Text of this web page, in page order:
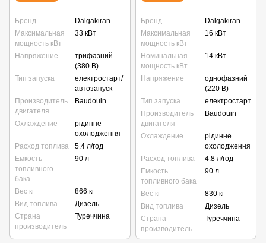
Бренд
Dalgakiran
Максимальная
мощность кВт
33 кВт
Напряжение
трифазний
(380 В)
Тип запуска
електростарт/
автозапуск
Производитель
двигателя
Baudouin
Охлаждение
рідинне
охолодження
Расход топлива
5.4 л/год
Емкость
топливного
бака
90 л
Вес кг
866 кг
Вид топлива
Дизель
Страна
производитель
Туреччина
Бренд
Dalgakiran
Максимальная
мощность кВт
16 кВт
Номинальная
мощность кВт
14 кВт
Напряжение
однофазний
(220 В)
Тип запуска
електростарт
Производитель
двигателя
Baudouin
Охлаждение
рідинне
охолодження
Расход топлива
4.8 л/год
Емкость
топливного бака
90 л
Вес кг
830 кг
Вид топлива
Дизель
Страна
производитель
Туреччина